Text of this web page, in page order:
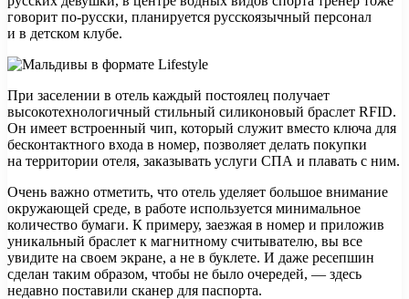
говорит по-русски, планируется русскоязычный персонал
и в детском клубе.
При заселении в отель каждый постоялец получает
высокотехнологичный стильный силиконовый браслет RFID.
Он имеет встроенный чип, который служит вместо ключа для
бесконтактного входа в номер, позволяет делать покупки
на территории отеля, заказывать услуги СПА и плавать с ним.
Очень важно отметить, что отель уделяет большое внимание
окружающей среде, в работе используется минимальное
количество бумаги. К примеру, заезжая в номер и приложив
уникальный браслет к магнитному считывателю, вы все
увидите на своем экране, а не в буклете. И даже ресепшин
сделан таким образом, чтобы не было очередей, — здесь
недавно поставили сканер для паспорта.